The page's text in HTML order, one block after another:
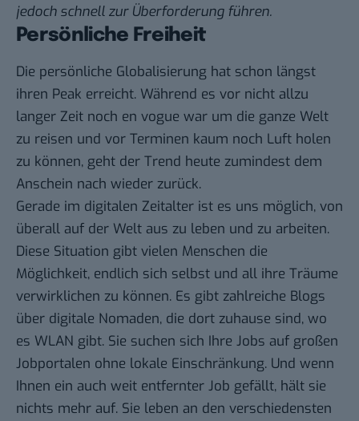
jedoch schnell zur Überforderung führen.
Persönliche Freiheit
Die persönliche Globalisierung hat schon längst
ihren Peak erreicht. Während es vor nicht allzu
langer Zeit noch en vogue war um die ganze Welt
zu reisen und vor Terminen kaum noch Luft holen
zu können, geht der Trend heute zumindest dem
Anschein nach wieder zurück.
Gerade im digitalen Zeitalter ist es uns möglich, von
überall auf der Welt aus zu leben und zu arbeiten.
Diese Situation gibt vielen Menschen die
Möglichkeit, endlich sich selbst und all ihre Träume
verwirklichen zu können. Es gibt zahlreiche Blogs
über digitale Nomaden, die dort zuhause sind, wo
es WLAN gibt. Sie suchen sich Ihre Jobs auf großen
Jobportalen ohne lokale Einschränkung. Und wenn
Ihnen ein auch weit entfernter Job gefällt, hält sie
nichts mehr auf. Sie leben an den verschiedensten